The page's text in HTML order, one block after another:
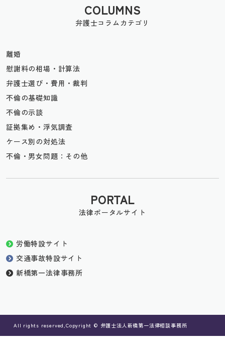
COLUMNS
弁護士コラムカテゴリ
離婚
慰謝料の相場・計算法
弁護士選び・費用・裁判
不倫の基礎知識
不倫の示談
証拠集め・浮気調査
ケース別の対処法
不倫・男女問題：その他
PORTAL
法律ポータルサイト
労働特設サイト
交通事故特設サイト
新橋第一法律事務所
All rights reserved,Copyright © 弁護士法人新橋第一法律相談事務所